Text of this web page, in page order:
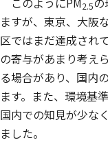
2.5
ますが、東京、大阪
区ではまだ達成され
の寄与があまり考え
る場合があり、国内
ます。また、環境基
国内での知見が少な
ました。